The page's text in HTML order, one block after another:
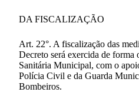
DA FISCALIZAÇÃO
Art. 22°. A fiscalização das
Decreto será exercida de forma
Sanitária Municipal, com o
Polícia Civil e da Guarda
Bombeiros.